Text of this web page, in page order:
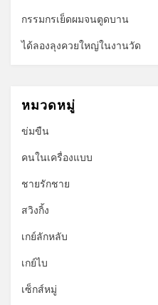
กรรมกรเย็ดผมจนตูดบาน
ได้ลองลุงควยใหญ่ในงานวัด
หมวดหมู่
ข่มขืน
คนในเครื่องแบบ
ชายรักชาย
สวิงกิ้ง
เกย์ลักหลับ
เกย์ไบ
เซ็กส์หมู่